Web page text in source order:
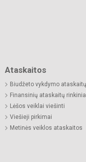
Ataskaitos
Biudžeto vykdymo
Finansinių ataskaitų
Lėšos veiklai viešinti
Viešieji pirkimai
Metinės veiklos ataskaitos